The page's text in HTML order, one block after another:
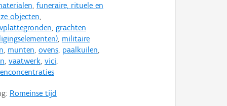
, funeraire, rituele en
objecten,
, grachten
, militaire
, munten, ovens, paalkuilen,
, vaatwerk, vici,
Romeinse tijd